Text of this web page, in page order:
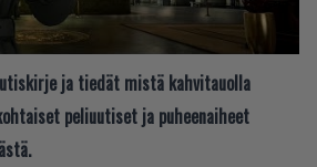
ja tiedät mistä kahvitauolla
peliuutiset ja puheenaiheet